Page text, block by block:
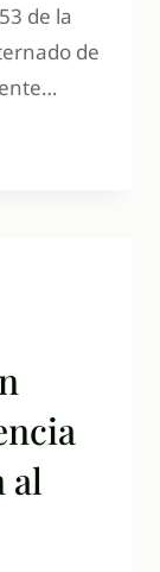
de la
de
al